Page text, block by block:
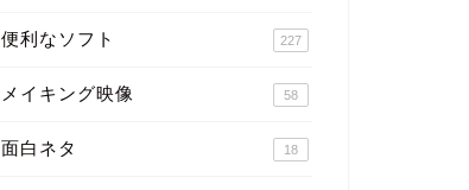
便利なソフト 227
メイキング映像 58
面白ネタ 18